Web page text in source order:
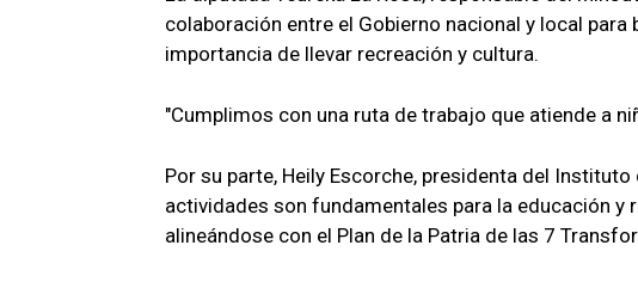
colaboración entre el Gobierno nacional y local
importancia de llevar recreación y cultura.
"Cumplimos con una ruta de trabajo que atiende a
Por su parte, Heily Escorche, presidenta del
actividades son fundamentales para la educación
alineándose con el Plan de la Patria de las 7